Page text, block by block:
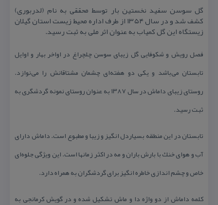
گل سوسن سفید نخستین بار توسط محققی به نام (لدربوری)
كشف شد و در سال ۱۳۵۴ از طرف اداره محیط زیست استان گیلان
زیستگاه این گل كمیاب به عنوان اثر ملی به ثبت رسید.
فصل رویش و شكوفایی گل زیبای سوسن چلچراغ در اواخر بهار و اوایل
تابستان می‌باشد و یكی دو هفته‌ای چشمان مشتاقانش را می‌نوازد.
روستای زیبای داماش در سال ۱۳۸۷ به عنوان روستای نمونه گردشگری به
ثبت رسید.
تابستان در این منطقه بسیاردل انگیز و زیبا و مطبوع است. داماش دارای
آب و هوای خنك با بارش باران و مه در اكثر زمانها است. این ویژگی جلوه‌ای
خاص و چشم اندازی خاطره انگیز برای گردشگران به همراه دارد.
كلمه داماش از دو واژه دا و ماش تشكیل شده و در گویش كرمانجی به